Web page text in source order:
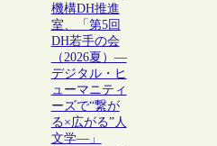
機構DH推進
室、「第5回
DH若手の会
（2026夏）―
デジタル・ヒ
ューマニティ
ーズで“繋が
る×広がる”人
文学―」